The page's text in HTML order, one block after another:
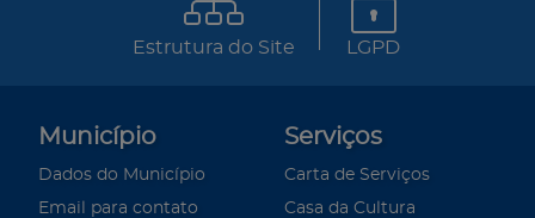
Estrutura do Site LGPD
Município
Dados do Município
Email para contato
Serviços
Carta de Serviços
Casa da Cultura